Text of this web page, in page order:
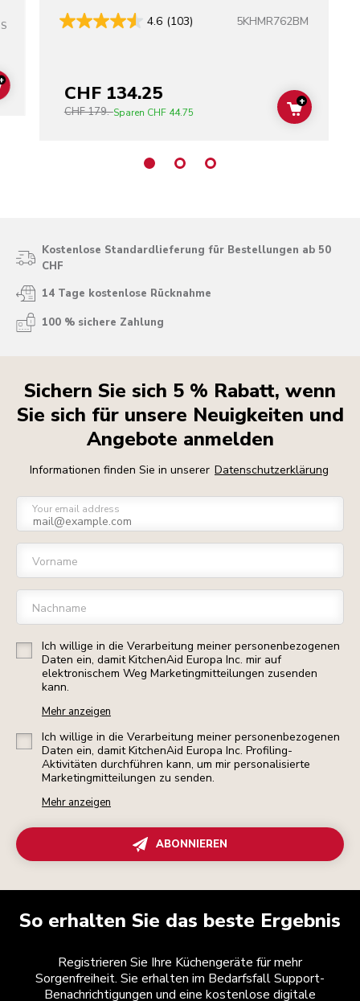
ADD TO CART
4.6 (103) 5KHMR762BM
CHF 134.25
CHF 179.-Sparen CHF 44.75 ADD TO
+
Kostenlose Standardlieferung für Bestellungen ab 50
CHF
14 Tage kostenlose Rücknahme
100 % sichere Zahlung
Sichern Sie sich 5 % Rabatt, wenn
Sie sich für unsere Neuigkeiten und
Angebote anmelden
Informationen finden Sie in unserer Datenschutzerklärung
Your email address
Vorname
Nachname
Ich willige in die Verarbeitung meiner personenbezogenen
Daten ein, damit KitchenAid Europa Inc. mir auf
elektronischem Weg Marketingmitteilungen zusenden
kann.
Mehr anzeigen
Ich willige in die Verarbeitung meiner personenbezogenen
Daten ein, damit KitchenAid Europa Inc. Profiling-
Aktivitäten durchführen kann, um mir personalisierte
Marketingmitteilungen zu senden.
Mehr anzeigen
ABONNIEREN
So erhalten Sie das beste Ergebnis
Registrieren Sie Ihre Küchengeräte für mehr
Sorgenfreiheit. Sie erhalten im Bedarfsfall Support-
Benachrichtigungen und eine kostenlose digitale